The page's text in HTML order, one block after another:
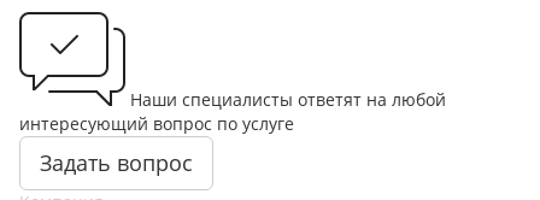
Наши специалисты ответят на любой
интересующий вопрос по услуге
Задать вопрос